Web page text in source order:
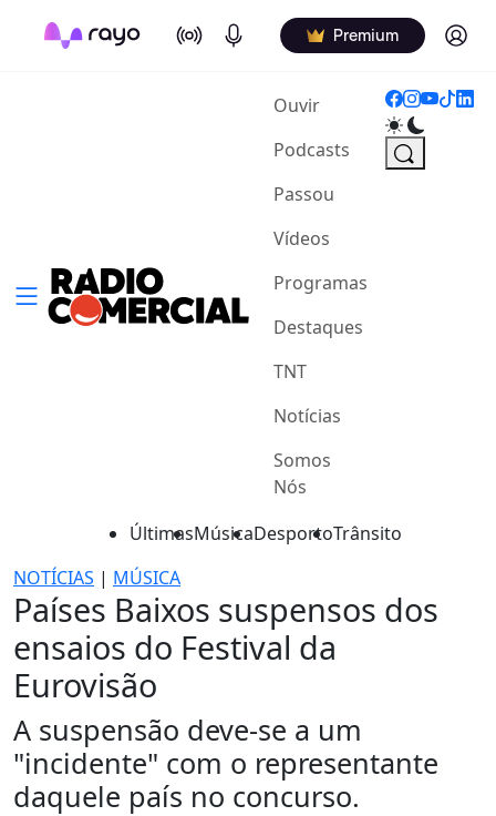
On Air Podcasts Premium Log in
Ouvir(current)
Podcasts
Passou
Vídeos
Programas
Destaques
TNT
Notícias
Somos
Nós
ÚltimasMúsicaDesportoTrânsito
NOTÍCIAS | MÚSICA
Países Baixos suspensos dos
ensaios do Festival da
Eurovisão
A suspensão deve-se a um
"incidente" com o representante
daquele país no concurso.